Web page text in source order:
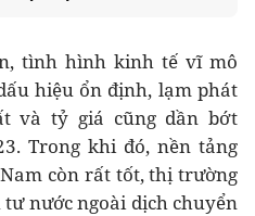
tình hình kinh tế vĩ mô
hiệu ổn định, lạm phát
và tỷ giá cũng dần bớt
Trong khi đó, nền tảng
còn rất tốt, thị trường
nước ngoài dịch chuyển